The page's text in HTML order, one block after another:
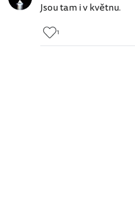
Jsou tam i v květnu.
1